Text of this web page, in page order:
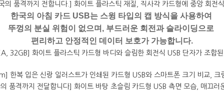
한국의 아침 카드 USB는 스윙 타입의 캡 방식을 사용하여
뚜껑의 분실 위험이 없으며, 부드러운 회전과 슬라이딩으로
편리하고 안정적인 데이터 보호가 가능합니다.